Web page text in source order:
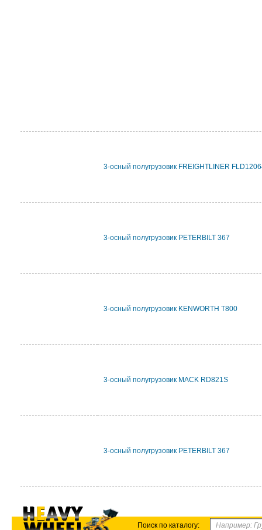
3-осный полугрузовик FREIGHTLINER
3-осный полугрузовик PETERBILT 367
3-осный полугрузовик KENWORTH T800
3-осный полугрузовик MACK RD821S
3-осный полугрузовик PETERBILT 367
Поиск по каталогу: